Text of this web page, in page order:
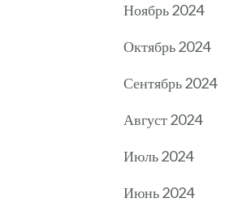
Ноябрь 2024
Октябрь 2024
Сентябрь 2024
Август 2024
Июль 2024
Июнь 2024